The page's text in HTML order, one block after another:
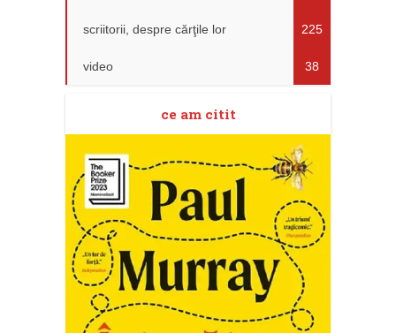
scriitorii, despre cărţile lor 225
video 38
ce am citit